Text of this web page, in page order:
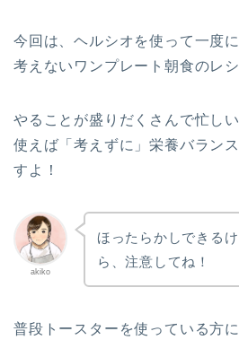
今回は、ヘルシオを使って一度
考えないワンプレート朝食のレ
やることが盛りだくさんで忙し
使えば「考えずに」栄養バラン
すよ！
akiko
ほったらかしできる
ら、注意してね！
普段トースターを使っている方